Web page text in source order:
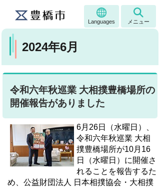
Languages メニュー
2024年6月
令和六年秋巡業 大相撲豊橋場所の
開催報告がありました
6月26日（水曜日）、
令和六年秋巡業 大相
撲豊橋場所が10月16
日（水曜日）に開催さ
れることを報告するた
め、公益財団法人 日本相撲協会・大相撲